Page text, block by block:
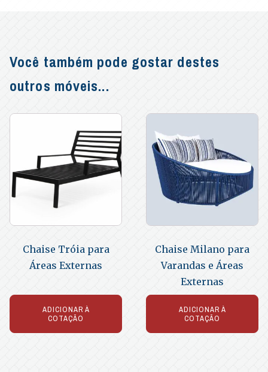
Você também pode gostar destes
outros móveis...
Chaise Tróia para
Áreas Externas
ADICIONAR À
COTAÇÃO
Chaise Milano para
Varandas e Áreas
Externas
ADICIONAR À
COTAÇÃO